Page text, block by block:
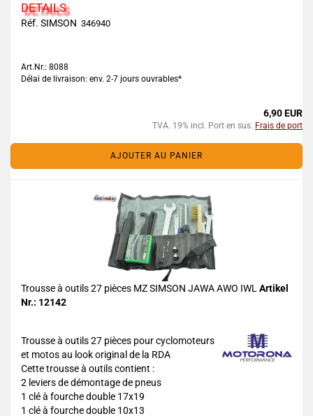
DETAILS
Réf. SIMSON 346940
Art.Nr.: 8088
Délai de livraison: env. 2-7 jours ouvrables*
6,90 EUR
TVA. 19% incl. Port en sus. Frais de port
AJOUTER AU PANIER
Trousse à outils 27 pièces MZ SIMSON JAWA AWO IWL Artikel
Nr.: 12142
Trousse à outils 27 pièces pour cyclomoteurs
et motos au look original de la RDA
Cette trousse à outils contient :
2 leviers de démontage de pneus
1 clé à fourche double 17x19
1 clé à fourche double 10x13